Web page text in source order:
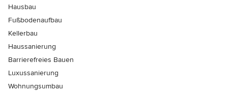
Hausbau
Fußbodenaufbau
Kellerbau
Haussanierung
Barrierefreies Bauen
Luxussanierung
Wohnungsumbau